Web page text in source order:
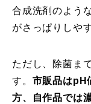
合成洗剤のよう
がさっぱりしや
ただし、除菌ま
す。 市販品はpH
方、自作品では